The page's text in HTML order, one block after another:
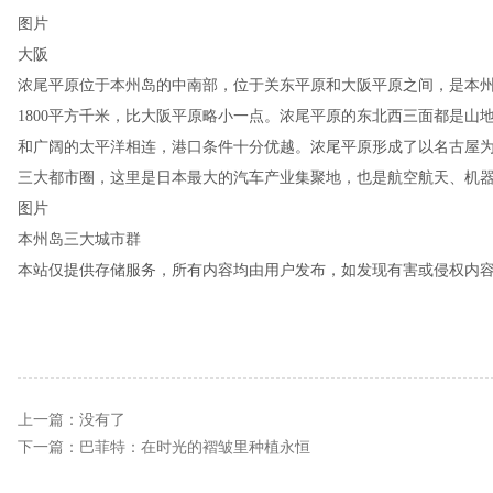
图片
大阪
浓尾平原位于本州岛的中南部，位于关东平原和大阪平原之间，是本
1800平方千米，比大阪平原略小一点。浓尾平原的东北西三面都是山
和广阔的太平洋相连，港口条件十分优越。浓尾平原形成了以名古屋
三大都市圈，这里是日本最大的汽车产业集聚地，也是航空航天、机
图片
本州岛三大城市群
本站仅提供存储服务，所有内容均由用户发布，如发现有害或侵权内
上一篇：没有了
下一篇： 巴菲特：在时光的褶皱里种植永恒